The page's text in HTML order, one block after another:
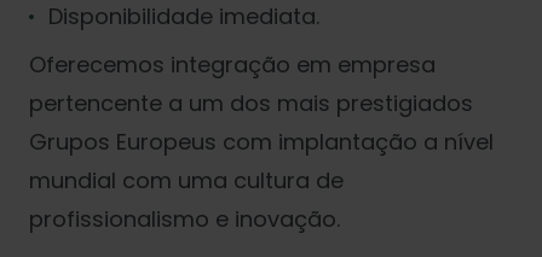
Disponibilidade imediata.
Oferecemos integração em empresa
pertencente a um dos mais prestigiados
Grupos Europeus com implantação a nível
mundial com uma cultura de
profissionalismo e inovação.